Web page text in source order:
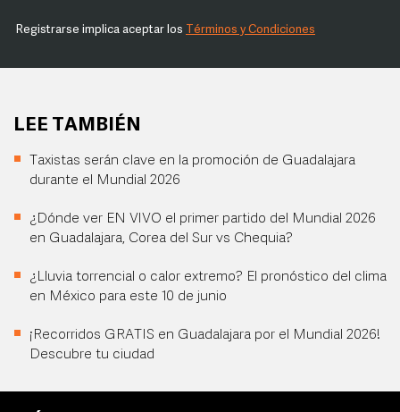
Registrarse implica aceptar los Términos y Condiciones
LEE TAMBIÉN
Taxistas serán clave en la promoción de Guadalajara
durante el Mundial 2026
¿Dónde ver EN VIVO el primer partido del Mundial 2026
en Guadalajara, Corea del Sur vs Chequia?
¿Lluvia torrencial o calor extremo? El pronóstico del clima
en México para este 10 de junio
¡Recorridos GRATIS en Guadalajara por el Mundial 2026!
Descubre tu ciudad